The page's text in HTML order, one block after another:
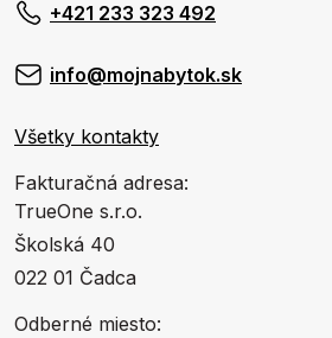
+421 233 323 492
info@mojnabytok.sk
Všetky kontakty
Fakturačná adresa:
TrueOne s.r.o.
Školská 40
022 01 Čadca
Odberné miesto: